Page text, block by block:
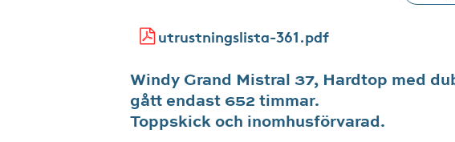
utrustningslista-361.pdf
Windy Grand Mistral 37, Hardtop med
gått endast 652 timmar.
Toppskick och inomhusförvarad.